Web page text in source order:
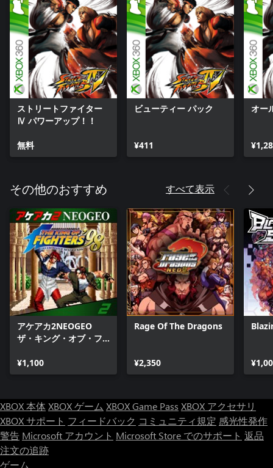
ストリートファイター
Ⅳ パワーアップ！！
無料
ビューティー パック
¥411
オー
その他のおすすめ すべて表示
アケアカ2NEOGEO
ザ・キング・オブ・フ
¥1,100
Rage Of The Dragons
¥2,350
XBOX 本体XBOX ゲーム XBOX Game Pass XBOX アクセサリ
XBOX サポート フィードバック コミュニティ規定 感光性発作
警告 Microsoft アカウント Microsoft Store でのサポート 返品
注文の追跡
ゲーム